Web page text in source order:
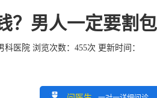
？男人一定要割包
科医院浏览次数： 455次 更新时间：